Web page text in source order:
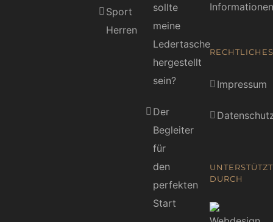
Sport
Herren
sollte
meine
Ledertasche
hergestellt
sein?
Der
Begleiter
für
den
perfekten
Start
Informationen
RECHTLICHES
Impressum
UNTERSTÜTZT
DURCH